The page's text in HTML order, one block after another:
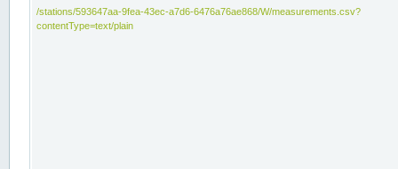
/stations/593647aa-9fea-43ec-a7d6-6476a76ae868/W/measurements.csv?
contentType=text/plain